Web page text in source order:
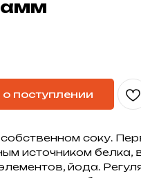
поступлении
соку.
источником белка,
йода.